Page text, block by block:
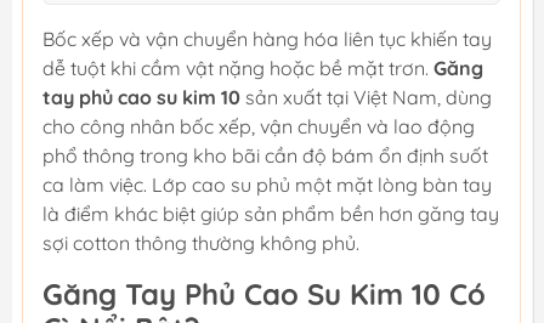
Bốc xếp và vận chuyển hàng hóa liên tục khiến tay
dễ tuột khi cầm vật nặng hoặc bề mặt trơn. Găng
tay phủ cao su kim 10 sản xuất tại Việt Nam, dùng
cho công nhân bốc xếp, vận chuyển và lao động
phổ thông trong kho bãi cần độ bám ổn định suốt
ca làm việc. Lớp cao su phủ một mặt lòng bàn tay
là điểm khác biệt giúp sản phẩm bền hơn găng tay
sợi cotton thông thường không phủ.
Găng Tay Phủ Cao Su Kim 10 Có